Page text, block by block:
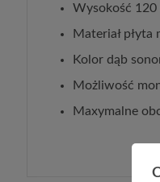
Wysokość 120
Materiał
Kolor dąb
Możliwość
Maxymalne